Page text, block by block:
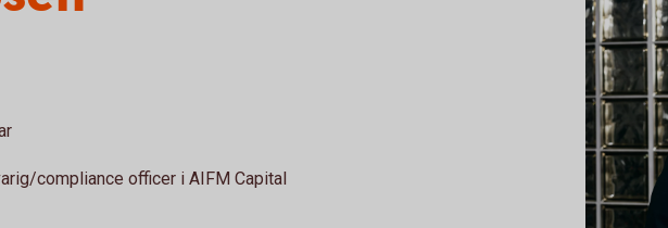
compliance officer i AIFM Capital